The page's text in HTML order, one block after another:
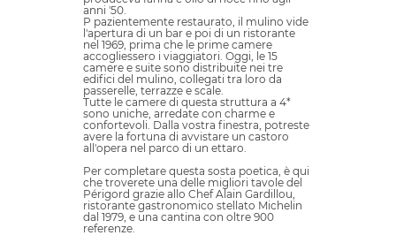
anni '50.
P pazientemente restaurato, il mulino vide
l'apertura di un bar e poi di un ristorante
nel 1969, prima che le prime camere
accogliessero i viaggiatori. Oggi, le 15
camere e suite sono distribuite nei tre
edifici del mulino, collegati tra loro da
passerelle, terrazze e scale.
Tutte le camere di questa struttura a 4*
sono uniche, arredate con charme e
confortevoli. Dalla vostra finestra, potreste
avere la fortuna di avvistare un castoro
all'opera nel parco di un ettaro.
Per completare questa sosta poetica, è qui
che troverete una delle migliori tavole del
Périgord grazie allo Chef Alain Gardillou,
ristorante gastronomico stellato Michelin
dal 1979, e una cantina con oltre 900
referenze.